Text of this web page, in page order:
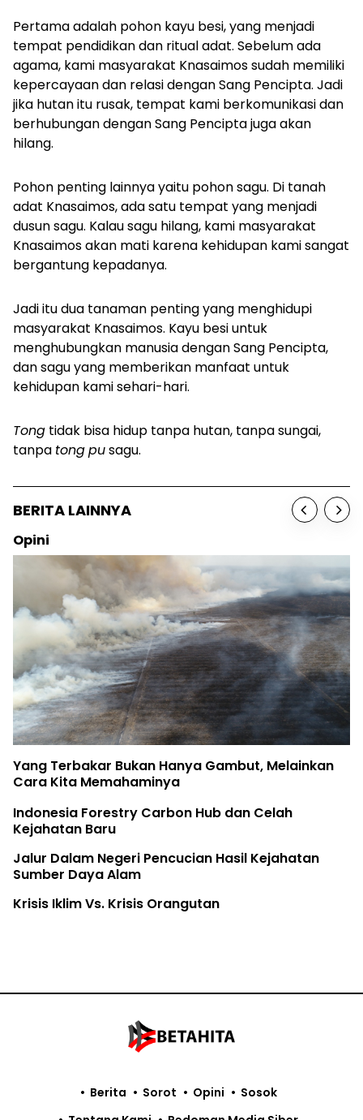
Pertama adalah pohon kayu besi, yang menjadi
tempat pendidikan dan ritual adat. Sebelum ada
agama, kami masyarakat Knasaimos sudah memiliki
kepercayaan dan relasi dengan Sang Pencipta. Jadi
jika hutan itu rusak, tempat kami berkomunikasi dan
berhubungan dengan Sang Pencipta juga akan
hilang.
Pohon penting lainnya yaitu pohon sagu. Di tanah
adat Knasaimos, ada satu tempat yang menjadi
dusun sagu. Kalau sagu hilang, kami masyarakat
Knasaimos akan mati karena kehidupan kami sangat
bergantung kepadanya.
Jadi itu dua tanaman penting yang menghidupi
masyarakat Knasaimos. Kayu besi untuk
menghubungkan manusia dengan Sang Pencipta,
dan sagu yang memberikan manfaat untuk
kehidupan kami sehari-hari.
Tong tidak bisa hidup tanpa hutan, tanpa sungai,
tanpa tongpusagu.
BERITA LAINNYA
Opini
Yang Terbakar Bukan Hanya Gambut, Melainkan
Cara Kita Memahaminya
Indonesia Forestry Carbon Hub dan Celah
Kejahatan Baru
Jalur Dalam Negeri Pencucian Hasil Kejahatan
Sumber Daya Alam
Krisis Iklim Vs. Krisis Orangutan
Berita Sorot Opini
Sosok